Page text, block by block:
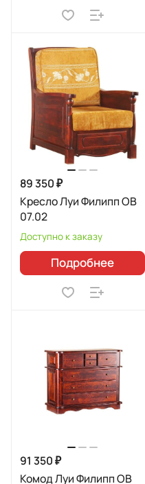
89 350 ₽
Кресло Луи Филипп ОВ
07.02
Доступно к заказу
Подробнее
91 350 ₽
Комод Луи Филипп ОВ